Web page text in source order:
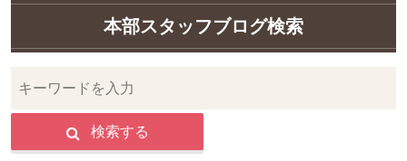
本部スタッフブログ検索
検索する